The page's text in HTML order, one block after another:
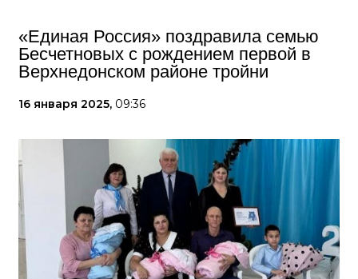
«Единая Россия» поздравила семью
Бесчетновых с рождением первой в
Верхнедонском районе тройни
16 января 2025, 09:36